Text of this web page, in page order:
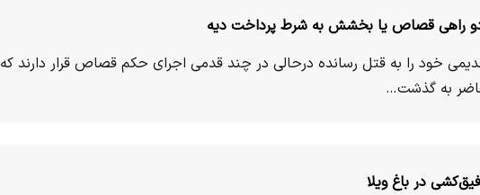
راهی قصاص یا بخشش به شرط پرداخت دیه
خود را به قتل رسانده درحالی در چند قدمی اجرای حکم قصاص قرار دارند که
به گذشت…
در باغ ویلا